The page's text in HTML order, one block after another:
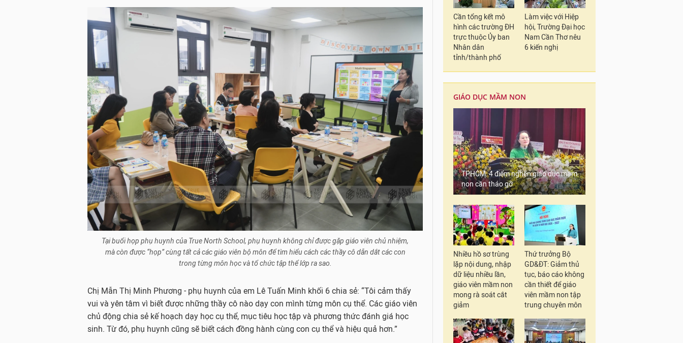
Tại buổi họp phụ huynh của True North School, phụ huynh không chỉ được gặp giáo viên chủ nhiệm,
mà còn được “họp” cùng tất cả các giáo viên bộ môn để tìm hiểu cách các thầy cô dẫn dắt các con
trong từng môn học và tổ chức tập thể lớp ra sao.
Chị Mẫn Thị Minh Phương - phụ huynh của em Lê Tuấn Minh khối 6 chia sẻ: “Tôi cảm thấy
vui và yên tâm vì biết được những thầy cô nào dạy con mình từng môn cụ thể. Các giáo viên
chủ động chia sẻ kế hoạch dạy học cụ thể, mục tiêu học tập và phương thức đánh giá học
sinh. Từ đó, phụ huynh cũng sẽ biết cách đồng hành cùng con cụ thể và hiệu quả hơn.”
Cần tổng kết mô
hình các trường ĐH
trực thuộc Ủy ban
Nhân dân
tỉnh/thành phố
Làm việc với Hiệp
hội, Trường Đại học
Nam Cần Thơ nêu
6 kiến nghị
GIÁO DỤC MẦM NON
TPHCM: 4 điểm nghẽn giáo dục mầm
non cần tháo gỡ
Nhiều hồ sơ trùng
lặp nội dung, nhập
dữ liệu nhiều lần,
giáo viên mầm non
mong rà soát cắt
giảm
Thứ trưởng Bộ
GD&ĐT: Giảm thủ
tục, báo cáo không
cần thiết để giáo
viên mầm non tập
trung chuyên môn